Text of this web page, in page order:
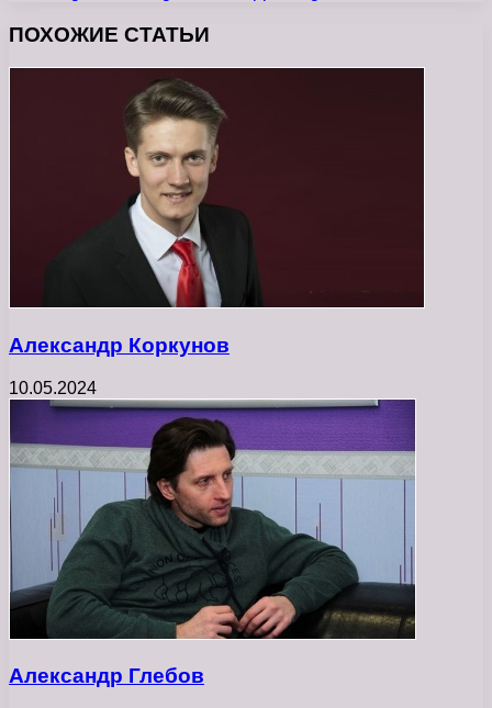
ПОХОЖИЕ СТАТЬИ
Александр Коркунов
10.05.2024
Александр Глебов